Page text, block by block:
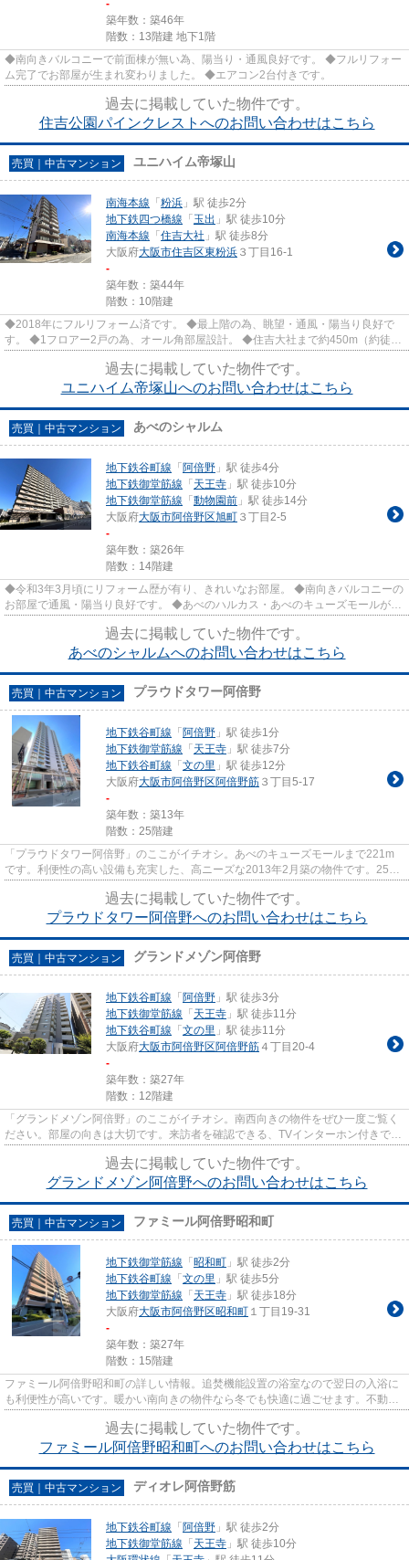
-
築年数：築46年
階数：13階建 地下1階
◆南向きバルコニーで前面棟が無い為、陽当り・通風良好です。 ◆フルリフォー
ム完了でお部屋が生まれ変わりました。 ◆エアコン2台付きです。
過去に掲載していた物件です。
住吉公園パインクレストへのお問い合わせはこちら
売買｜中古マンション ユニハイム帝塚山
南海本線 「 粉浜 」駅 徒歩2分
地下鉄四つ橋線 「 玉出 」駅 徒歩10分
南海本線 「 住吉大社 」駅 徒歩8分
大阪府大阪市住吉区東粉浜 ３丁目16-1
-
築年数：築44年
階数：10階建
◆2018年にフルリフォーム済です。 ◆最上階の為、眺望・通風・陽当り良好で
す。 ◆1フロアー2戸の為、オール角部屋設計。 ◆住吉大社まで約450m（約徒歩
過去に掲載していた物件です。
ユニハイム帝塚山へのお問い合わせはこちら
売買｜中古マンション あべのシャルム
地下鉄谷町線 「 阿倍野 」駅 徒歩4分
地下鉄御堂筋線 「 天王寺 」駅 徒歩10分
地下鉄御堂筋線 「 動物園前 」駅 徒歩14分
大阪府大阪市阿倍野区旭町 ３丁目2-5
-
築年数：築26年
階数：14階建
◆令和3年3月頃にリフォーム歴が有り、きれいなお部屋。 ◆南向きバルコニーの
お部屋で通風・陽当り良好です。 ◆あべのハルカス・あべのキューズモールが徒
過去に掲載していた物件です。
あべのシャルムへのお問い合わせはこちら
売買｜中古マンション プラウドタワー阿倍野
地下鉄谷町線 「 阿倍野 」駅 徒歩1分
地下鉄御堂筋線 「 天王寺 」駅 徒歩7分
地下鉄谷町線 「 文の里 」駅 徒歩12分
大阪府大阪市阿倍野区阿倍野筋 ３丁目5-17
-
築年数：築13年
階数：25階建
「プラウドタワー阿倍野」のここがイチオシ。あべのキューズモールまで221m
です。利便性の高い設備も充実した、高ニーズな2013年2月築の物件です。25階
過去に掲載していた物件です。
プラウドタワー阿倍野へのお問い合わせはこちら
売買｜中古マンション グランドメゾン阿倍野
地下鉄谷町線 「 阿倍野 」駅 徒歩3分
地下鉄御堂筋線 「 天王寺 」駅 徒歩11分
地下鉄谷町線 「 文の里 」駅 徒歩11分
大阪府大阪市阿倍野区阿倍野筋 ４丁目20-4
-
築年数：築27年
階数：12階建
「グランドメゾン阿倍野」のここがイチオシ。南西向きの物件をぜひ一度ご覧く
ださい。部屋の向きは大切です。来訪者を確認できる、TVインターホン付きで
過去に掲載していた物件です。
グランドメゾン阿倍野へのお問い合わせはこちら
売買｜中古マンション ファミール阿倍野昭和町
地下鉄御堂筋線 「 昭和町 」駅 徒歩2分
地下鉄谷町線 「 文の里 」駅 徒歩5分
地下鉄御堂筋線 「 天王寺 」駅 徒歩18分
大阪府大阪市阿倍野区昭和町 １丁目19-31
-
築年数：築27年
階数：15階建
ファミール阿倍野昭和町の詳しい情報。追焚機能設置の浴室なので翌日の入浴に
も利便性が高いです。暖かい南向きの物件なら冬でも快適に過ごせます。不動産
過去に掲載していた物件です。
ファミール阿倍野昭和町へのお問い合わせはこちら
売買｜中古マンション ディオレ阿倍野筋
地下鉄谷町線 「 阿倍野 」駅 徒歩2分
地下鉄御堂筋線 「 天王寺 」駅 徒歩10分